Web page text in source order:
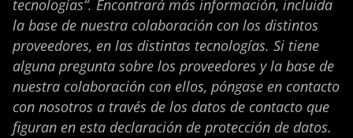
tecnologías“. Encontrará más información, incluida
la base de nuestra colaboración con los distintos
proveedores, en las distintas tecnologías. Si tiene
alguna pregunta sobre los proveedores y la base de
nuestra colaboración con ellos, póngase en contacto
con nosotros a través de los datos de contacto que
figuran en esta declaración de protección de datos.